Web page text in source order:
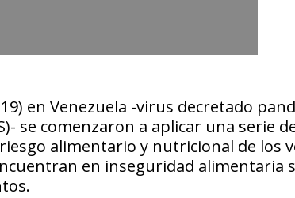
en Venezuela -virus decretado
se comenzaron a aplicar una serie
alimentario y nutricional de los
en inseguridad alimentaria